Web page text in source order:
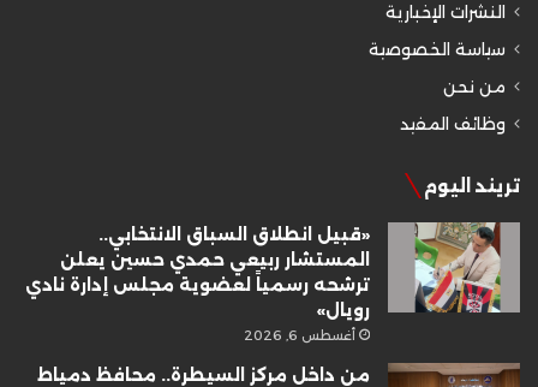
النشرات الإخبارية
سياسة الخصوصية
من نحن
وظائف المفيد
تريند اليوم
«قبيل انطلاق السباق الانتخابي..
المستشار ربيعي حمدي حسين يعلن
ترشحه رسمياً لعضوية مجلس إدارة نادي
رويال»
أغسطس 6, 2026
من داخل مركز السيطرة.. محافظ دمياط